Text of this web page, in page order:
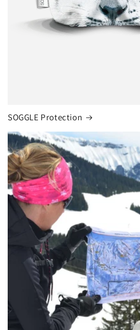
SOGGLE Protection